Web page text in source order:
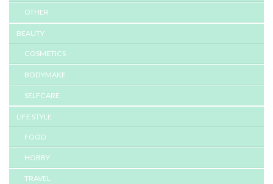
OTHER
BEAUTY
COSMETICS
BODYMAKE
SELFCARE
LIFE STYLE
FOOD
HOBBY
TRAVEL